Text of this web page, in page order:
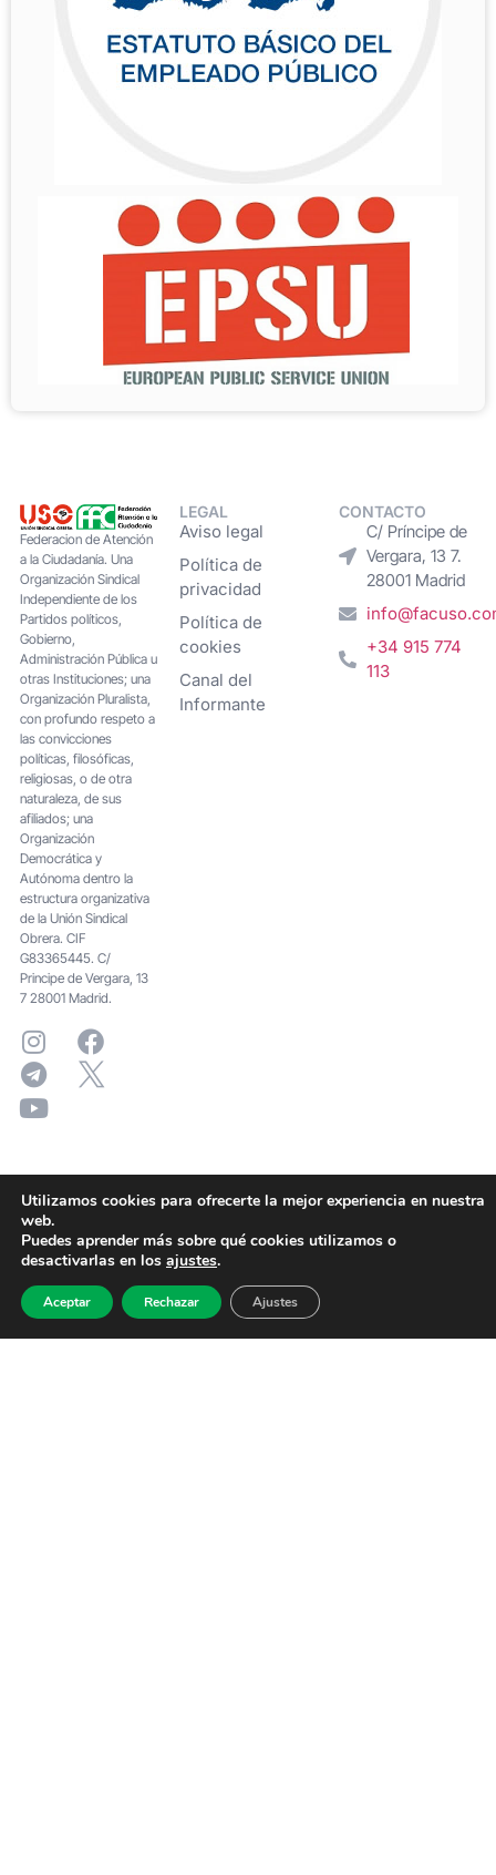
Federacion de Atención
a la Ciudadanía. Una
Organización Sindical
Independiente de los
Partidos políticos,
Gobierno,
Administración Pública u
otras Instituciones; una
Organización Pluralista,
con profundo respeto a
las convicciones
políticas, filosóficas,
religiosas, o de otra
naturaleza, de sus
afiliados; una
Organización
Democrática y
Autónoma dentro la
estructura organizativa
de la Unión Sindical
Obrera. CIF
G83365445. C/
Principe de Vergara, 13
7 28001 Madrid.
LEGAL
Aviso legal
Política de
privacidad
Política de
cookies
Canal del
Informante
CONTACTO
C/ Príncipe de
Vergara, 13 7.
28001 Madrid
+34 915 774
113
Utilizamos cookies para ofrecerte la mejor experiencia en nuestra
web.
Puedes aprender más sobre qué cookies utilizamos o
desactivarlas en los ajustes.
Aceptar Rechazar Ajustes